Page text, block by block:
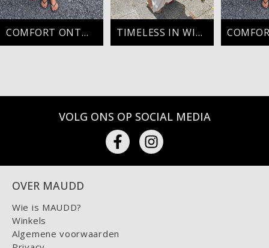
COMFORT ONTMOET CHIC TIMELESS IN WINE
VOLG ONS OP SOCIAL MEDIA
OVER MAUDD
Wie is MAUDD?
Winkels
Algemene voorwaarden